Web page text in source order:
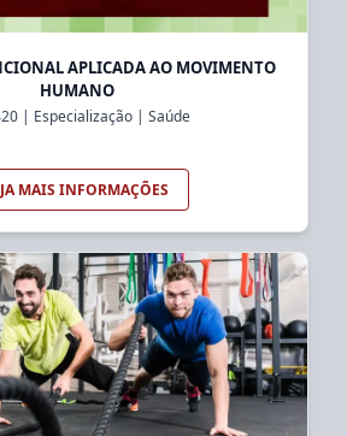
APLICADA AO MOVIMENTO
HUMANO
| Especialização | Saúde
MAIS INFORMAÇÕES